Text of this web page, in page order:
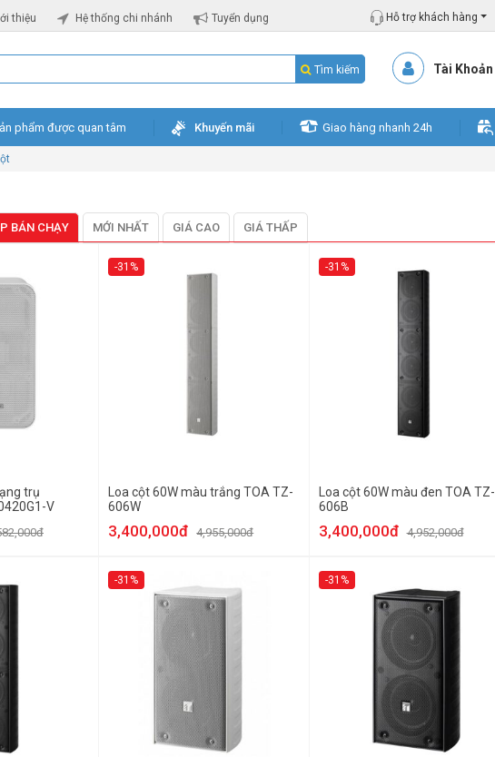
thiệu Hệ thống chi nhánh Tuyển dụng Hỗ trợ khách hàng
Tìm kiếm Tài Khoản
phẩm được quan tâm Khuyến mãi Giao hàng nhanh 24h
BÁN CHẠY MỚI NHẤT GIÁ CAO GIÁ THẤP
trụ
V
-31%
Loa cột 60W màu trắng TOA TZ-
606W
3,400,000đ 4,955,000đ
-31%
Loa cột 60W màu đen TOA TZ-
606B
3,400,000đ 4,952,000đ
-31% -31%